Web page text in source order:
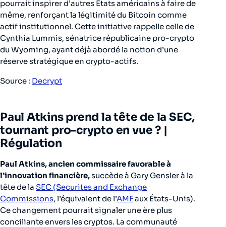
pourrait inspirer d’autres États américains à faire de
même, renforçant la légitimité du Bitcoin comme
actif institutionnel. Cette initiative rappelle celle de
Cynthia Lummis, sénatrice républicaine pro-crypto
du Wyoming, ayant déjà abordé la notion d’une
réserve stratégique en crypto-actifs.
Source : Decrypt
Paul Atkins prend la tête de la SEC,
tournant pro-crypto en vue ? |
Régulation
Paul Atkins, ancien commissaire favorable à
l’innovation financière,succède à Gary Gensler à la
tête de la SEC (Securites and Exchange
Commissions, l’équivalent de l’AMFaux États-Unis).
Ce changement pourrait signaler une ère plus
conciliante envers les cryptos. La communauté